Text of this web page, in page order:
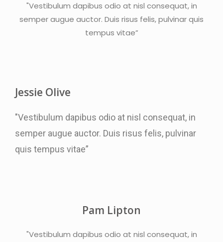
"Vestibulum dapibus odio at nisl consequat, in
semper augue auctor. Duis risus felis, pulvinar quis
tempus vitae”
Jessie Olive
"Vestibulum dapibus odio at nisl consequat, in
semper augue auctor. Duis risus felis, pulvinar
quis tempus vitae”
Pam Lipton
"Vestibulum dapibus odio at nisl consequat, in